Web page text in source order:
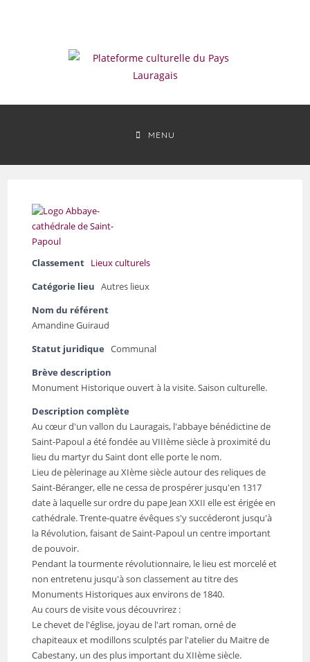
MENU
Classement Lieux culturels
Catégorie lieu
Autres lieux
Nom du référent
Amandine Guiraud
Statut juridique
Communal
Brève description
Monument Historique ouvert à la visite. Saison culturelle.
Description complète
Au cœur d'un vallon du Lauragais, l'abbaye bénédictine de
Saint-Papoul a été fondée au VIIIème siècle à proximité du
lieu du martyr du Saint dont elle porte le nom.
Lieu de pèlerinage au XIème siècle autour des reliques de
Saint-Béranger, elle ne cessa de prospérer jusqu'en 1317
date à laquelle sur ordre du pape Jean XXII elle est érigée en
cathédrale. Trente-quatre évêques s'y succéderont jusqu'à
la Révolution, faisant de Saint-Papoul un centre important
de pouvoir.
Pendant la tourmente révolutionnaire, le lieu est morcelé et
non entretenu jusqu'à son classement au titre des
Monuments Historiques aux environs de 1840.
Au cours de visite vous découvrirez :
Le chevet de l'église, joyau de l'art roman, orné de
chapiteaux et modillons sculptés par l'atelier du Maitre de
Cabestany, un des plus important du XIIème siècle.